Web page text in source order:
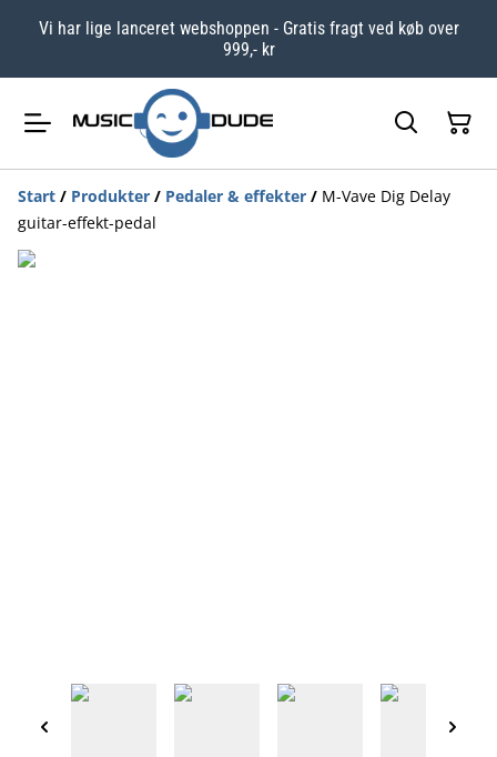
Vi har lige lanceret webshoppen - Gratis fragt ved køb over
999,- kr
Start / Produkter / Pedaler & effekter / M-Vave Dig Delay
guitar-effekt-pedal